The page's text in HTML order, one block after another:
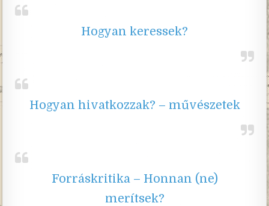
Hogyan keressek?
Hogyan hivatkozzak? – művészetek
Forráskritika – Honnan (ne)
merítsek?